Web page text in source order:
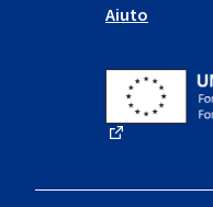
Aiuto